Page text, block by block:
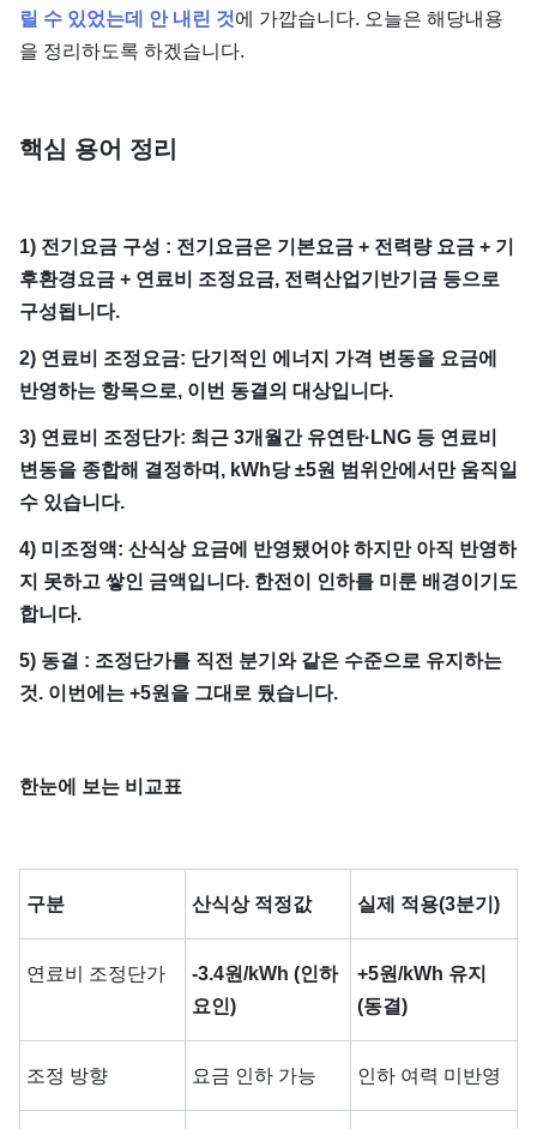
릴 수 있었는데 안 내린 것에 가깝습니다. 오늘은 해당내용
을 정리하도록 하겠습니다.
핵심 용어 정리
1) 전기요금 구성 : 전기요금은 기본요금 + 전력량 요금 + 기
후환경요금 + 연료비 조정요금, 전력산업기반기금 등으로
구성됩니다.
2) 연료비 조정요금: 단기적인 에너지 가격 변동을 요금에
반영하는 항목으로, 이번 동결의 대상입니다.
3) 연료비 조정단가: 최근 3개월간 유연탄·LNG 등 연료비
변동을 종합해 결정하며, kWh당 ±5원 범위안에서만 움직일
수 있습니다.
4) 미조정액: 산식상 요금에 반영됐어야 하지만 아직 반영하
지 못하고 쌓인 금액입니다. 한전이 인하를 미룬 배경이기도
합니다.
5) 동결 : 조정단가를 직전 분기와 같은 수준으로 유지하는
것. 이번에는 +5원을 그대로 뒀습니다.
한눈에 보는 비교표
구분 산식상 적정값 실제 적용(3분기)
연료비 조정단가
-3.4원/kWh (인하
요인)
+5원/kWh 유지
(동결)
조정 방향 요금 인하 가능 인하 여력 미반영